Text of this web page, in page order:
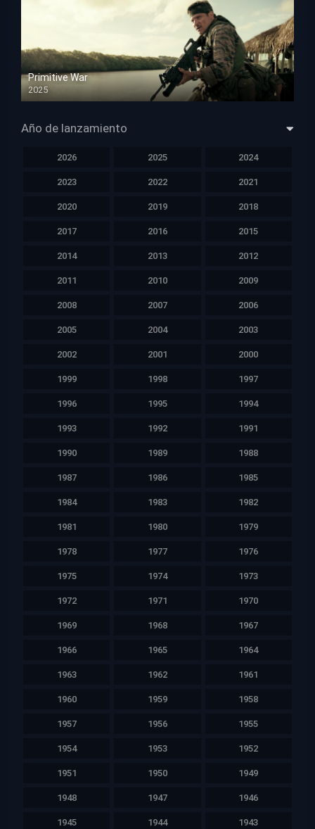
Primitive War
2025
HD 1080p
Año de lanzamiento
2026 2025 2024
2023 2022 2021
2020 2019 2018
2017 2016 2015
2014 2013 2012
2011 2010 2009
2008 2007 2006
2005 2004 2003
2002 2001 2000
1999 1998 1997
1996 1995 1994
1993 1992 1991
1990 1989 1988
1987 1986 1985
1984 1983 1982
1981 1980 1979
1978 1977 1976
1975 1974 1973
1972 1971 1970
1969 1968 1967
1966 1965 1964
1963 1962 1961
1960 1959 1958
1957 1956 1955
1954 1953 1952
1951 1950 1949
1948 1947 1946
1945 1944 1943